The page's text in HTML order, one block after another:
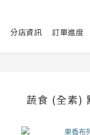
分店資訊 訂單進度
蔬食 (全素)